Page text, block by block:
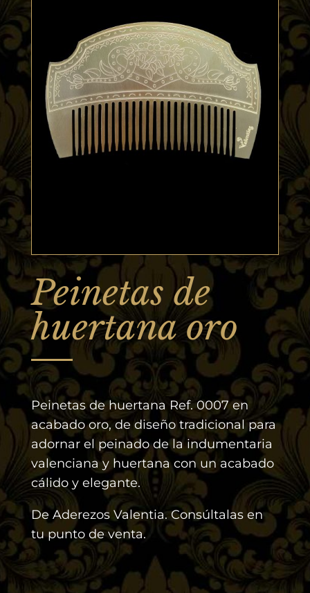
Peinetas de
huertana oro
Peinetas de huertana Ref. 0007 en
acabado oro, de diseño tradicional para
adornar el peinado de la indumentaria
valenciana y huertana con un acabado
cálido y elegante.
De Aderezos Valentia. Consúltalas en
tu punto de venta.